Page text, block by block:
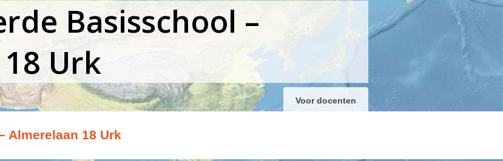
Basisschool –
Urk
Voor docenten
Almerelaan 18 Urk